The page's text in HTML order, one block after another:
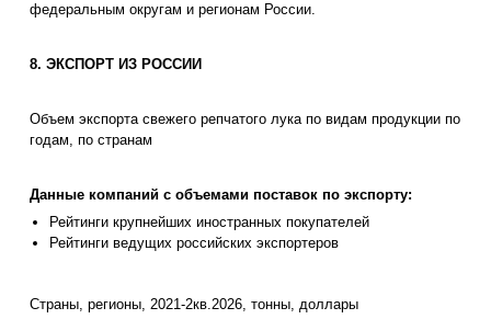
федеральным округам и регионам России.
8. ЭКСПОРТ ИЗ РОССИИ
Объем экспорта свежего репчатого лука по видам продукции по
годам, по странам
Данные компаний с объемами поставок по экспорту:
Рейтинги крупнейших иностранных покупателей
Рейтинги ведущих российских экспортеров
Страны, регионы, 2021-2кв.2026, тонны, доллары